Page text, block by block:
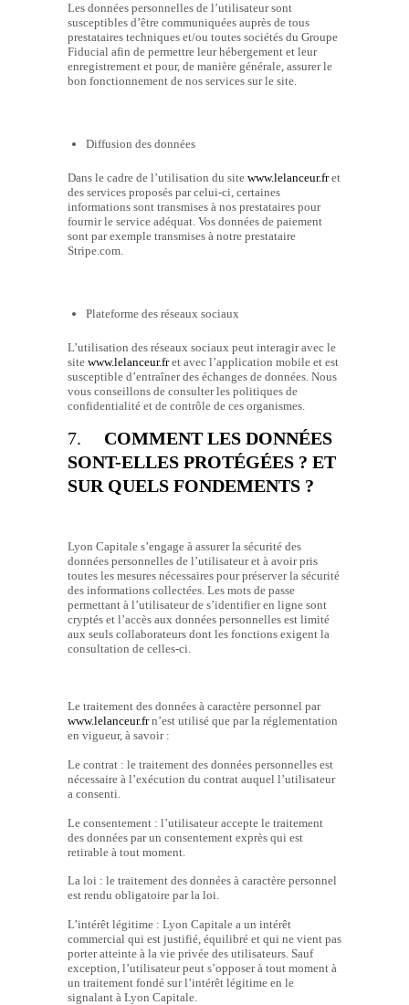
Les données personnelles de l’utilisateur sont
susceptibles d’être communiquées auprès de tous
prestataires techniques et/ou toutes sociétés du Groupe
Fiducial afin de permettre leur hébergement et leur
enregistrement et pour, de manière générale, assurer le
bon fonctionnement de nos services sur le site.
Diffusion des données
Dans le cadre de l’utilisation du site www.lelanceur.fret
des services proposés par celui-ci, certaines
informations sont transmises à nos prestataires pour
fournir le service adéquat. Vos données de paiement
sont par exemple transmises à notre prestataire
Stripe.com.
Plateforme des réseaux sociaux
L’utilisation des réseaux sociaux peut interagir avec le
site www.lelanceur.fret avec l’application mobile et est
susceptible d’entraîner des échanges de données. Nous
vous conseillons de consulter les politiques de
confidentialité et de contrôle de ces organismes.
7. COMMENT LES DONNÉES
SONT-ELLES PROTÉGÉES ? ET
SUR QUELS FONDEMENTS ?
Lyon Capitale s’engage à assurer la sécurité des
données personnelles de l’utilisateur et à avoir pris
toutes les mesures nécessaires pour préserver la sécurité
des informations collectées. Les mots de passe
permettant à l’utilisateur de s’identifier en ligne sont
cryptés et l’accès aux données personnelles est limité
aux seuls collaborateurs dont les fonctions exigent la
consultation de celles-ci.
Le traitement des données à caractère personnel par
www.lelanceur.frn’est utilisé que par la réglementation
en vigueur, à savoir :
Le contrat : le traitement des données personnelles est
nécessaire à l’exécution du contrat auquel l’utilisateur
a consenti.
Le consentement : l’utilisateur accepte le traitement
des données par un consentement exprès qui est
retirable à tout moment.
La loi : le traitement des données à caractère personnel
est rendu obligatoire par la loi.
L’intérêt légitime : Lyon Capitale a un intérêt
commercial qui est justifié, équilibré et qui ne vient pas
porter atteinte à la vie privée des utilisateurs. Sauf
exception, l’utilisateur peut s’opposer à tout moment à
un traitement fondé sur l’intérêt légitime en le
signalant à Lyon Capitale.